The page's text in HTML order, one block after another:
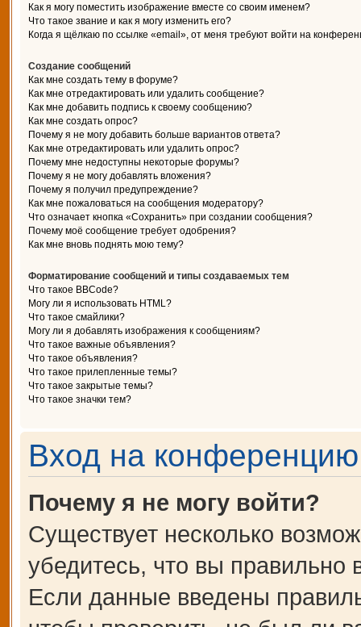
Как я могу поместить изображение вместе со своим именем?
Что такое звание и как я могу изменить его?
Когда я щёлкаю по ссылке «email», от меня требуют войти на
Создание сообщений
Как мне создать тему в форуме?
Как мне отредактировать или удалить сообщение?
Как мне добавить подпись к своему сообщению?
Как мне создать опрос?
Почему я не могу добавить больше вариантов ответа?
Как мне отредактировать или удалить опрос?
Почему мне недоступны некоторые форумы?
Почему я не могу добавлять вложения?
Почему я получил предупреждение?
Как мне пожаловаться на сообщения модератору?
Что означает кнопка «Сохранить» при создании сообщения?
Почему моё сообщение требует одобрения?
Как мне вновь поднять мою тему?
Форматирование сообщений и типы создаваемых тем
Что такое BBCode?
Могу ли я использовать HTML?
Что такое смайлики?
Могу ли я добавлять изображения к сообщениям?
Что такое важные объявления?
Что такое объявления?
Что такое прилепленные темы?
Что такое закрытые темы?
Что такое значки тем?
Вход на конференцию
Почему я не могу войти?
Существует несколько
убедитесь, что вы правильно
Если данные введены